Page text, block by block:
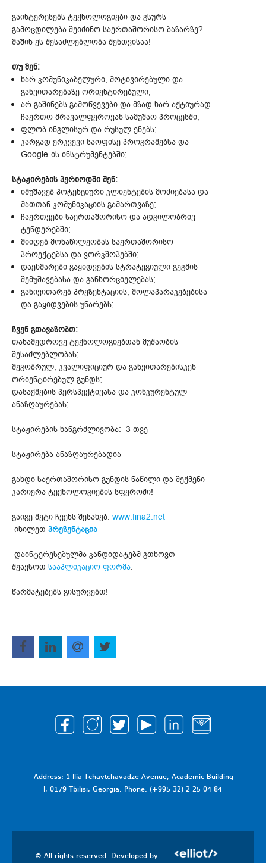
გაინტერესებს ტექნოლოგიები და გსურს
გამოცდილება შეიძინო საერთაშორისო ბაზარზე?
მაშინ ეს შესაძლებლობა შენთვისაა!
თუ შენ:
ხარ კომუნიკაბელური, მოტივირებული და
განვითარებაზე ორიენტირებული;
არ გაშინებს გამოწვევები და მზად ხარ აქტიურად
ჩაერთო მრავალფეროვან სამუშაო პროცესში;
ფლობ ინგლისურ და რუსულ ენებს;
კარგად ერკვევი საოფისე პროგრამებსა და
Google-ის ინსტრუმენტებში;
სტაჟირების პერიოდში შენ:
იმუშავებ პოტენციური კლიენტების მოძიებასა და
მათთან კომუნიკაციის გამართვაზე;
ჩაერთვები საერთაშორისო და ადგილობრივ
ტენდერებში;
მიიღებ მონაწილეობას საერთაშორისო
პროექტებსა და ვორკშოპებში;
დაეხმარები გაყიდვების სტრატეგიული გეგმის
შემუშავებასა და განხორციელებას;
განივითარებ პრეზენტაციის, მოლაპარაკებებისა
და გაყიდვების უნარებს;
ჩვენ გთავაზობთ:
თანამედროვე ტექნოლოგიებთან მუშაობის
შესაძლებლობას;
მეგობრულ, კვალიფიციურ და განვითარებისკენ
ორიენტირებულ გუნდს;
დასაქმების პერსპექტივასა და კონკურენტულ
ანაზღაურებას;
სტაჟირების ხანგრძლივობა: 3 თვე
სტაჟირება ანაზღაურებადია
გახდი საერთაშორისო გუნდის ნაწილი და შექმენი
კარიერა ტექნოლოგიების სფეროში!
გაიგე მეტი ჩვენს შესახებ: www.fina2.net
იხილეთ პრეზენტაცია
დაინტერესებულმა კანდიდატებმ გთხოვთ
შეავსოთ სააპლიკაციო ფორმა.
წარმატებებს გისურვებთ!
Address: 1 Ilia Tchavtchavadze Avenue, Academic Building
I, 0179 Tbilisi, Georgia. Phone: (+995 32) 2 25 04 84
© All rights reserved. Developed by